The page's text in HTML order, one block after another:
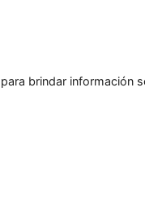
brindar información